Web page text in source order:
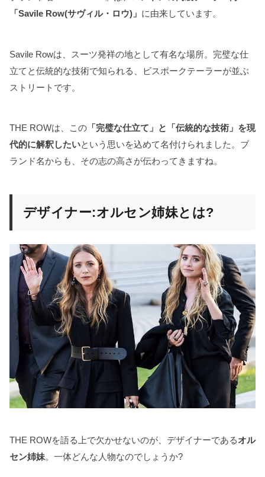
「Savile Row(サヴィル・ロウ)」 に由来しています。
Savile Rowは、スーツ発祥の地として有名な場所。完璧な仕
立てと伝統的な技術で知られる、ビスポークテーラーが並ぶ
ストリートです。
THE ROWは、この 「完璧な仕立て」と「伝統的な技術」を現
代的に解釈したいという思いを込めて名付けられました。ブ
ランド名からも、その志の高さが伝わってきますね。
デザイナー:オルセン姉妹とは?
THE ROWを語る上で欠かせないのが、デザイナーであるオル
セン姉妹。一体どんな人物なのでしょうか?